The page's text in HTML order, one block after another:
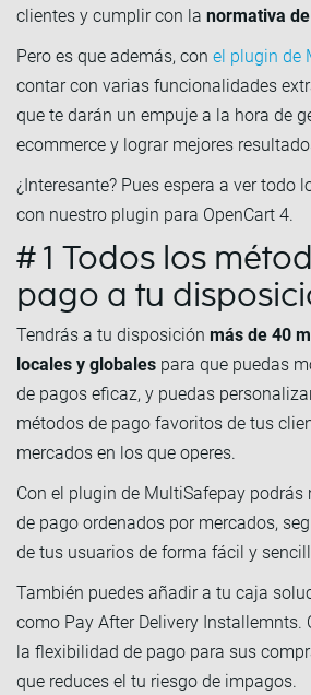
clientes y cumplir con la normativa de
Pero es que además, con el plugin de
contar con varias funcionalidades
que te darán un empuje a la hora de
ecommerce y lograr mejores
¿Interesante? Pues espera a ver todo
con nuestro plugin para OpenCart 4.
# 1 Todos los
pago a tu
Tendrás a tu disposición más de 40
locales y globales para que puedas
de pagos eficaz, y puedas
métodos de pago favoritos de tus
mercados en los que operes.
Con el plugin de MultiSafepay
de pago ordenados por mercados,
de tus usuarios de forma fácil y
También puedes añadir a tu caja
como Pay After Delivery Installemnts.
la flexibilidad de pago para sus
que reduces el tu riesgo de impagos.